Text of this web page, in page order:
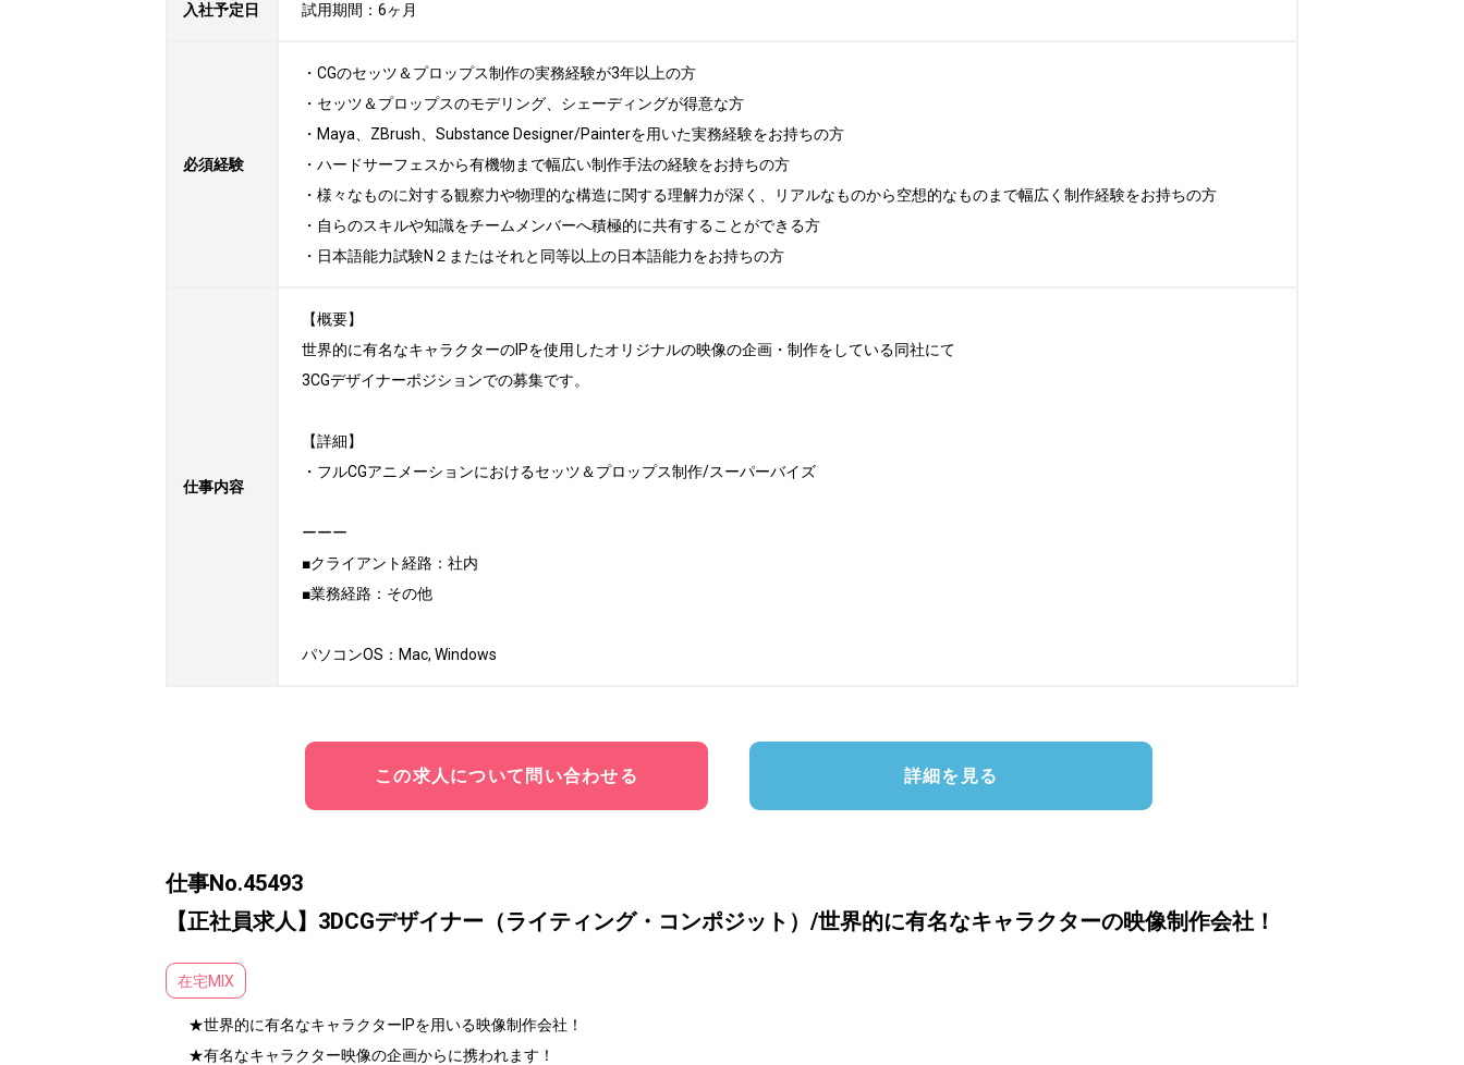
入社予定日 試用期間：6ヶ月
必須経験
・CGのセッツ＆プロップス制作の実務経験が3年以上の方
・セッツ＆プロップスのモデリング、シェーディングが得意な方
・Maya、ZBrush、Substance Designer/Painterを用いた実務経験をお持ちの方
・ハードサーフェスから有機物まで幅広い制作手法の経験をお持ちの方
・様々なものに対する観察力や物理的な構造に関する理解力が深く、リアルなものから空想的なものまで幅広く制作経験をお持ちの方
・自らのスキルや知識をチームメンバーへ積極的に共有することができる方
・日本語能力試験N２またはそれと同等以上の日本語能力をお持ちの方
仕事内容
【概要】
世界的に有名なキャラクターのIPを使用したオリジナルの映像の企画・制作をしている同社にて
3CGデザイナーポジションでの募集です。
【詳細】
・フルCGアニメーションにおけるセッツ＆プロップス制作/スーパーバイズ
ーーー
■クライアント経路：社内
■業務経路：その他
パソコンOS：Mac, Windows
この求人について問い合わせる 詳細を見る
仕事No.45493
【正社員求人】3DCGデザイナー（ライティング・コンポジット）/世界的に有名なキャラクターの映像制作会社！
在宅MIX
★世界的に有名なキャラクターIPを用いる映像制作会社！
★有名なキャラクター映像の企画からに携われます！